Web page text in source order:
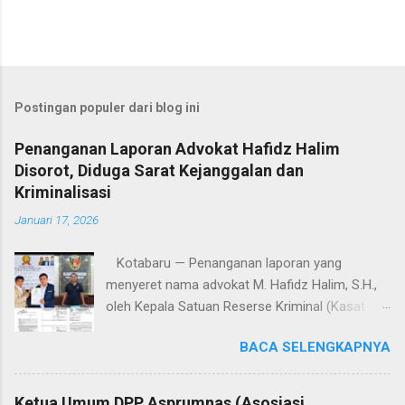
Postingan populer dari blog ini
Penanganan Laporan Advokat Hafidz Halim
Disorot, Diduga Sarat Kejanggalan dan
Kriminalisasi
Januari 17, 2026
Kotabaru — Penanganan laporan yang
menyeret nama advokat M. Hafidz Halim, S.H.,
oleh Kepala Satuan Reserse Kriminal (Kasat
Y., S.T.K., S.I.K., M.H., menuai sorotan tajam dari
kalangan advokat dan pemerhati hukum. Proses
penyelidikan hingga penyidikan yang dilakukan
BACA SELENGKAPNYA